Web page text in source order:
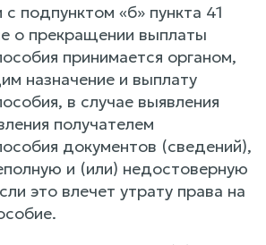
подпунктом «б» пункта 41
о прекращении выплаты
принимается органом,
назначение и выплату
в случае выявления
получателем
документов (сведений),
и (или) недостоверную
это влечет утрату права на